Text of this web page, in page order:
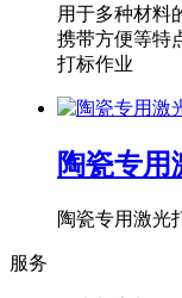
用于多种材料
携带方便等特
打标作业
陶瓷专用
陶瓷专用激光
服务